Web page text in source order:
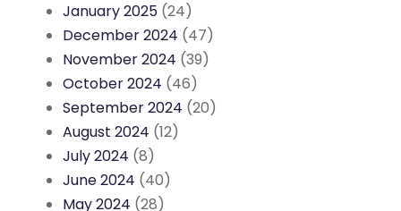
January 2025 (24)
December 2024 (47)
November 2024 (39)
October 2024 (46)
September 2024 (20)
August 2024 (12)
July 2024 (8)
June 2024 (40)
May 2024 (28)